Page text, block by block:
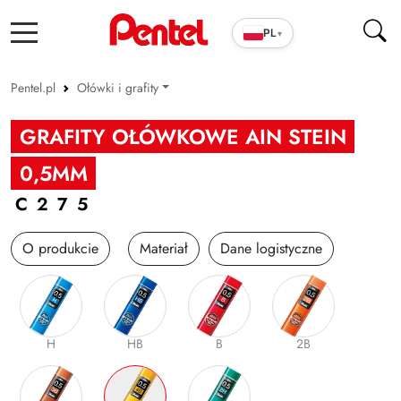
PL▾
Pentel.pl Ołówki i grafity
Produkty szkolno-biurowe
Cienkopisy i pióra ENERGEL
Długopisy
Markery
Zakreślacze
Cienkopisy i Kaligrafia
Ołówki i grafity
GRAFITY OŁÓWKOWE AIN STEIN
0,5MM
C275
O produkcie Materiał Dane logistyczne
H HB B 2B